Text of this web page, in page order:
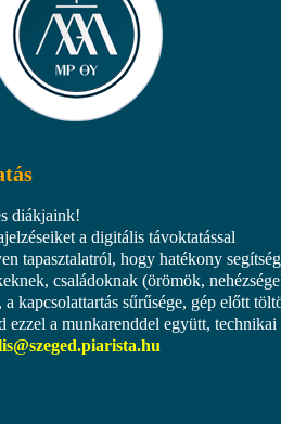
diákjaink!
a digitális távoktatással
tapasztalatról, hogy hatékony
családoknak (örömök,
kapcsolattartás sűrűsége, gép előtt
ezzel a munkarenddel együtt, technikai